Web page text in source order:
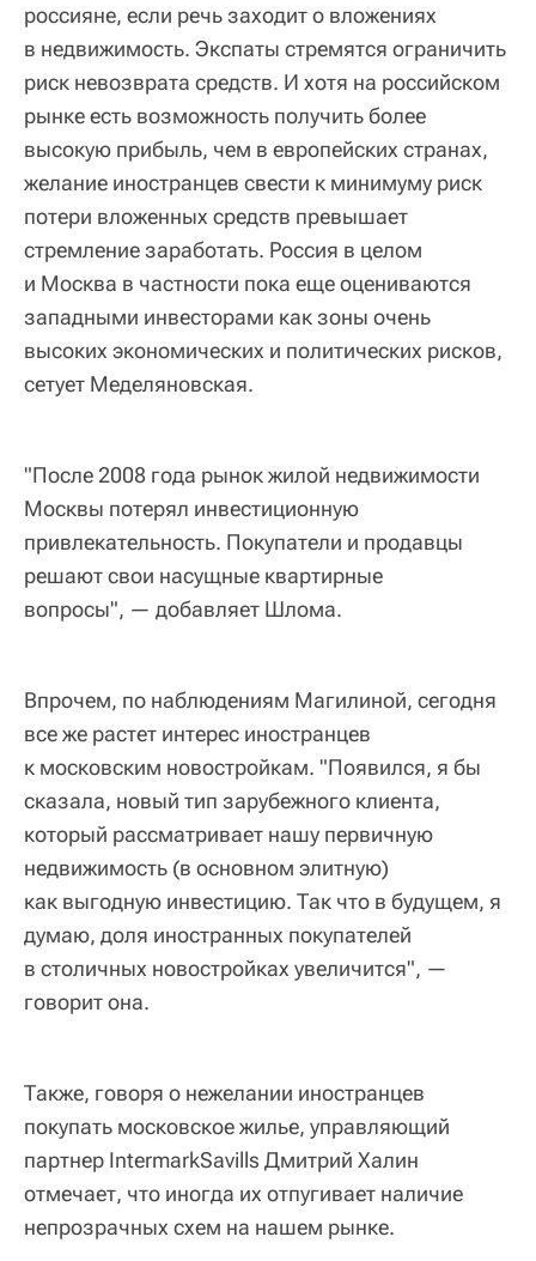
россияне, если речь заходит о вложениях
в недвижимость. Экспаты стремятся ограничить
риск невозврата средств. И хотя на российском
рынке есть возможность получить более
высокую прибыль, чем в европейских странах,
желание иностранцев свести к минимуму риск
потери вложенных средств превышает
стремление заработать. Россия в целом
и Москва в частности пока еще оцениваются
западными инвесторами как зоны очень
высоких экономических и политических рисков,
сетует Меделяновская.
"После 2008 года рынок жилой недвижимости
Москвы потерял инвестиционную
привлекательность. Покупатели и продавцы
решают свои насущные квартирные
вопросы", — добавляет Шлома.
Впрочем, по наблюдениям Магилиной, сегодня
все же растет интерес иностранцев
к московским новостройкам. "Появился, я бы
сказала, новый тип зарубежного клиента,
который рассматривает нашу первичную
недвижимость (в основном элитную)
как выгодную инвестицию. Так что в будущем, я
думаю, доля иностранных покупателей
в столичных новостройках увеличится", —
говорит она.
Также, говоря о нежелании иностранцев
покупать московское жилье, управляющий
партнер IntermarkSavills Дмитрий Халин
отмечает, что иногда их отпугивает наличие
непрозрачных схем на нашем рынке.